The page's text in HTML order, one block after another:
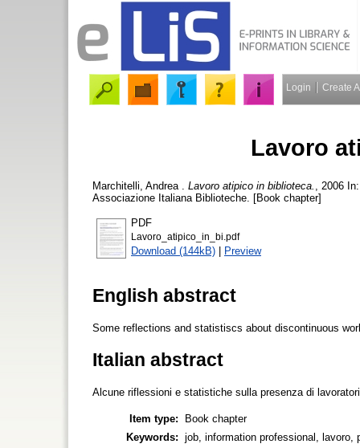
Login Create
Lavoro
Marchitelli, Andrea Lavoro atipico in biblioteca.
, 2006
Associazione Italiana Biblioteche. [Book chapter]
PDF
Lavoro_atipico_in_bi.pdf
Download (144kB) | Preview
English abstract
Some reflections and statistiscs about discontinuous
Italian abstract
Alcune riflessioni e statistiche sulla presenza di
Item type:
Book chapter
Keywords: job, information professional, lavoro,